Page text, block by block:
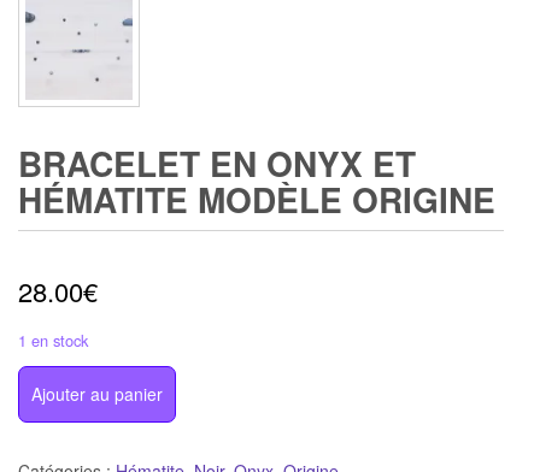
BRACELET EN ONYX ET
HÉMATITE MODÈLE ORIGINE
28.00€
1 en stock
quantité
de
Ajouter au panier